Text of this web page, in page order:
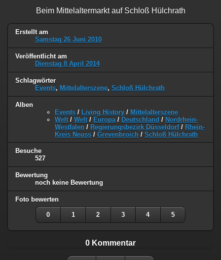
Beim Mittelaltermarkt auf Schloß Hülchrath
Erstellt am
Samstag 26 Juni 2010
Veröffentlicht am
Dienstag 8 April 2014
Schlagwörter
Events, Mittelalterszene, Schloß Hülchrath
Alben
Events / Living History / Mittelalterszene
Welt / Welt / Europa / Deutschland / Nordrhein-
Westfalen / Regierungsbezirk Düsseldorf/ Rhein-
Kreis Neuss / Grevenbroich / Schloß Hülchrath
Besuche
527
Bewertung
noch keine Bewertung
Foto bewerten
0 1 2 3 4 5
0 Kommentar